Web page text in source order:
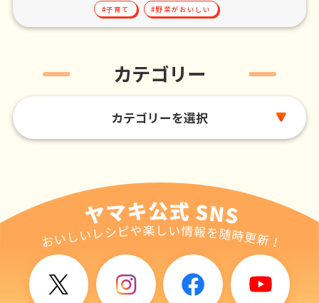
#子育て #野菜がおいしい
カテゴリー
カテゴリーを選択
#たんぱく質 #健康 #うま味アップ
#野菜がおいしい #料理テク
#かつお節のある生活 #カンタン
#お弁当 #おいしい #豆知識